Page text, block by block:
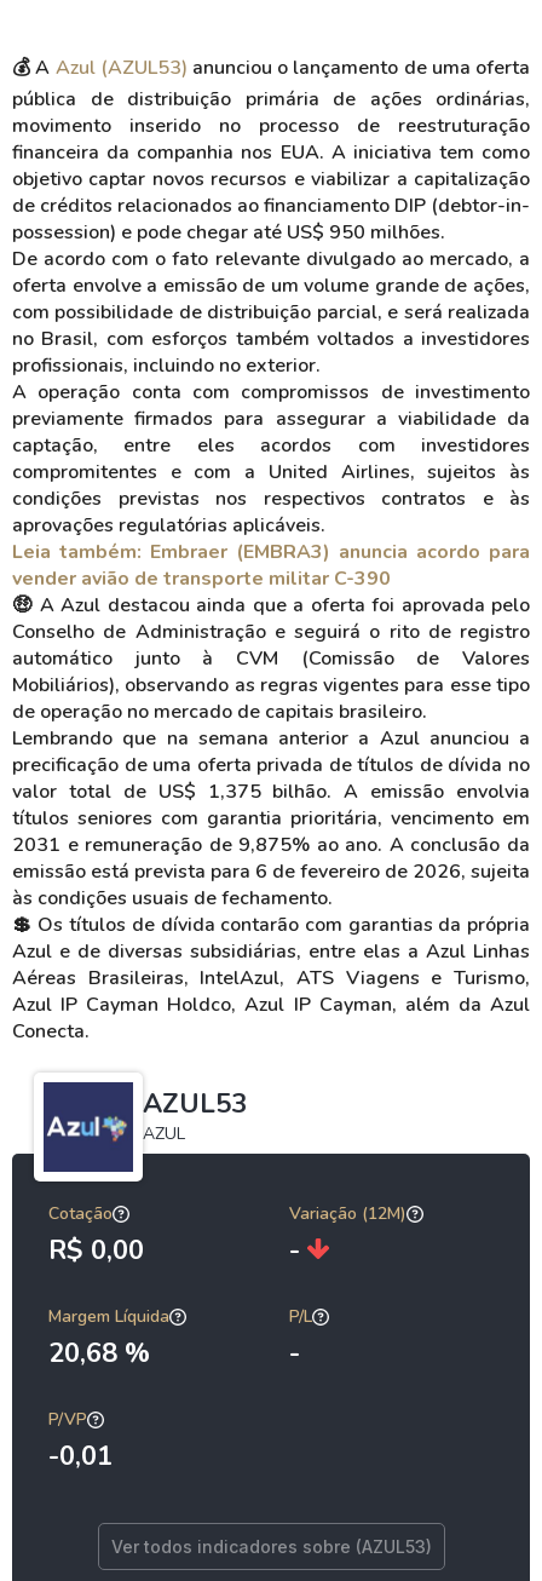
💰 A Azul (AZUL53) anunciou o lançamento de uma oferta
pública de distribuição primária de ações ordinárias,
movimento inserido no processo de reestruturação
financeira da companhia nos EUA. A iniciativa tem como
objetivo captar novos recursos e viabilizar a capitalização
de créditos relacionados ao financiamento DIP (debtor-in-
possession) e pode chegar até US$ 950 milhões.
De acordo com o fato relevante divulgado ao mercado, a
oferta envolve a emissão de um volume grande de ações,
com possibilidade de distribuição parcial, e será realizada
no Brasil, com esforços também voltados a investidores
profissionais, incluindo no exterior.
A operação conta com compromissos de investimento
previamente firmados para assegurar a viabilidade da
captação, entre eles acordos com investidores
compromitentes e com a United Airlines, sujeitos às
condições previstas nos respectivos contratos e às
aprovações regulatórias aplicáveis.
Leia também: Embraer (EMBRA3) anuncia acordo para
vender avião de transporte militar C-390
🤑 A Azul destacou ainda que a oferta foi aprovada pelo
Conselho de Administração e seguirá o rito de registro
automático junto à CVM (Comissão de Valores
Mobiliários), observando as regras vigentes para esse tipo
de operação no mercado de capitais brasileiro.
Lembrando que na semana anterior a Azul anunciou a
precificação de uma oferta privada de títulos de dívida no
valor total de US$ 1,375 bilhão. A emissão envolvia
títulos seniores com garantia prioritária, vencimento em
2031 e remuneração de 9,875% ao ano. A conclusão da
emissão está prevista para 6 de fevereiro de 2026, sujeita
às condições usuais de fechamento.
💲 Os títulos de dívida contarão com garantias da própria
Azul e de diversas subsidiárias, entre elas a Azul Linhas
Aéreas Brasileiras, IntelAzul, ATS Viagens e Turismo,
Azul IP Cayman Holdco, Azul IP Cayman, além da Azul
Conecta.
AZUL53
AZUL
Cotação
R$ 0,00
Variação (12M)
-
Margem Líquida
20,68 %
P/L
-
P/VP
-0,01
Ver todos indicadores sobre (AZUL53)